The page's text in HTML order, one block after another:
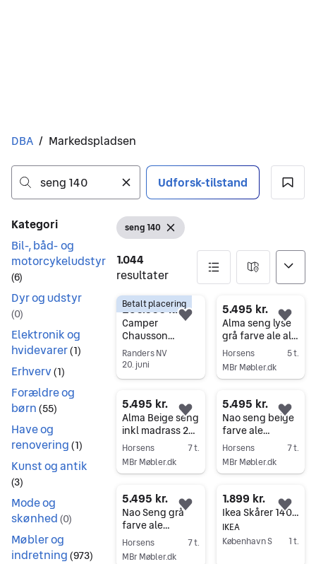
Du er her
DBA / Markedspladsen
Udforsk-tilstand
Filtre
Kategori
Bil-, båd- og
motorcykeludstyr
(6)
Dyr og udstyr
(0)
Elektronik og
hvidevarer(1)
Erhverv(1)
Forældre og
børn (55)
Have og
renovering (1)
Kunst og antik
(3)
Mode og
skønhed (0)
Møbler og
indretning (973)
Åbn filter
seng 140 Fjern søgeord
1.044
resultater
1044 resultater
290.000 kr.
Camper
Chausson
Welcome 95.
Meget flot
Randers NV
20. juni
Betalt placering
Føj til favoritter.
Gå til annoncen
5.495 kr.
Alma seng lyse
grå farve ale ale
stærrelse 140-
160-180 x 200
Horsens
5 t.
MBr Møbler.dk
5.495 kr.
Alma Beige seng
inkl madrass 20
cm ale størrelse
140-160-180 x
200
Horsens
7 t.
MBr Møbler.dk
Føj til favoritter.
5.495 kr.
Nao seng beige
farve ale
størrelse 140-
160-180x200
Horsens
7 t.
MBr Møbler.dk
5.495 kr.
Nao Seng grå
farve ale
stærrelse 140-
160-180 x 200
Horsens
7 t.
MBr Møbler.dk
Føj til favoritter.
1.899 kr.
Ikea Skårer 140 seng inkl gratis levering i Kbh
IKEA
København S
1 t.
Føj